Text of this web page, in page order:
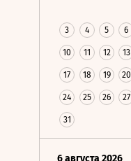
3 4 5 6
10 11 12 13
17 18 19 20
24 25 26 27
31
6 августа 2026